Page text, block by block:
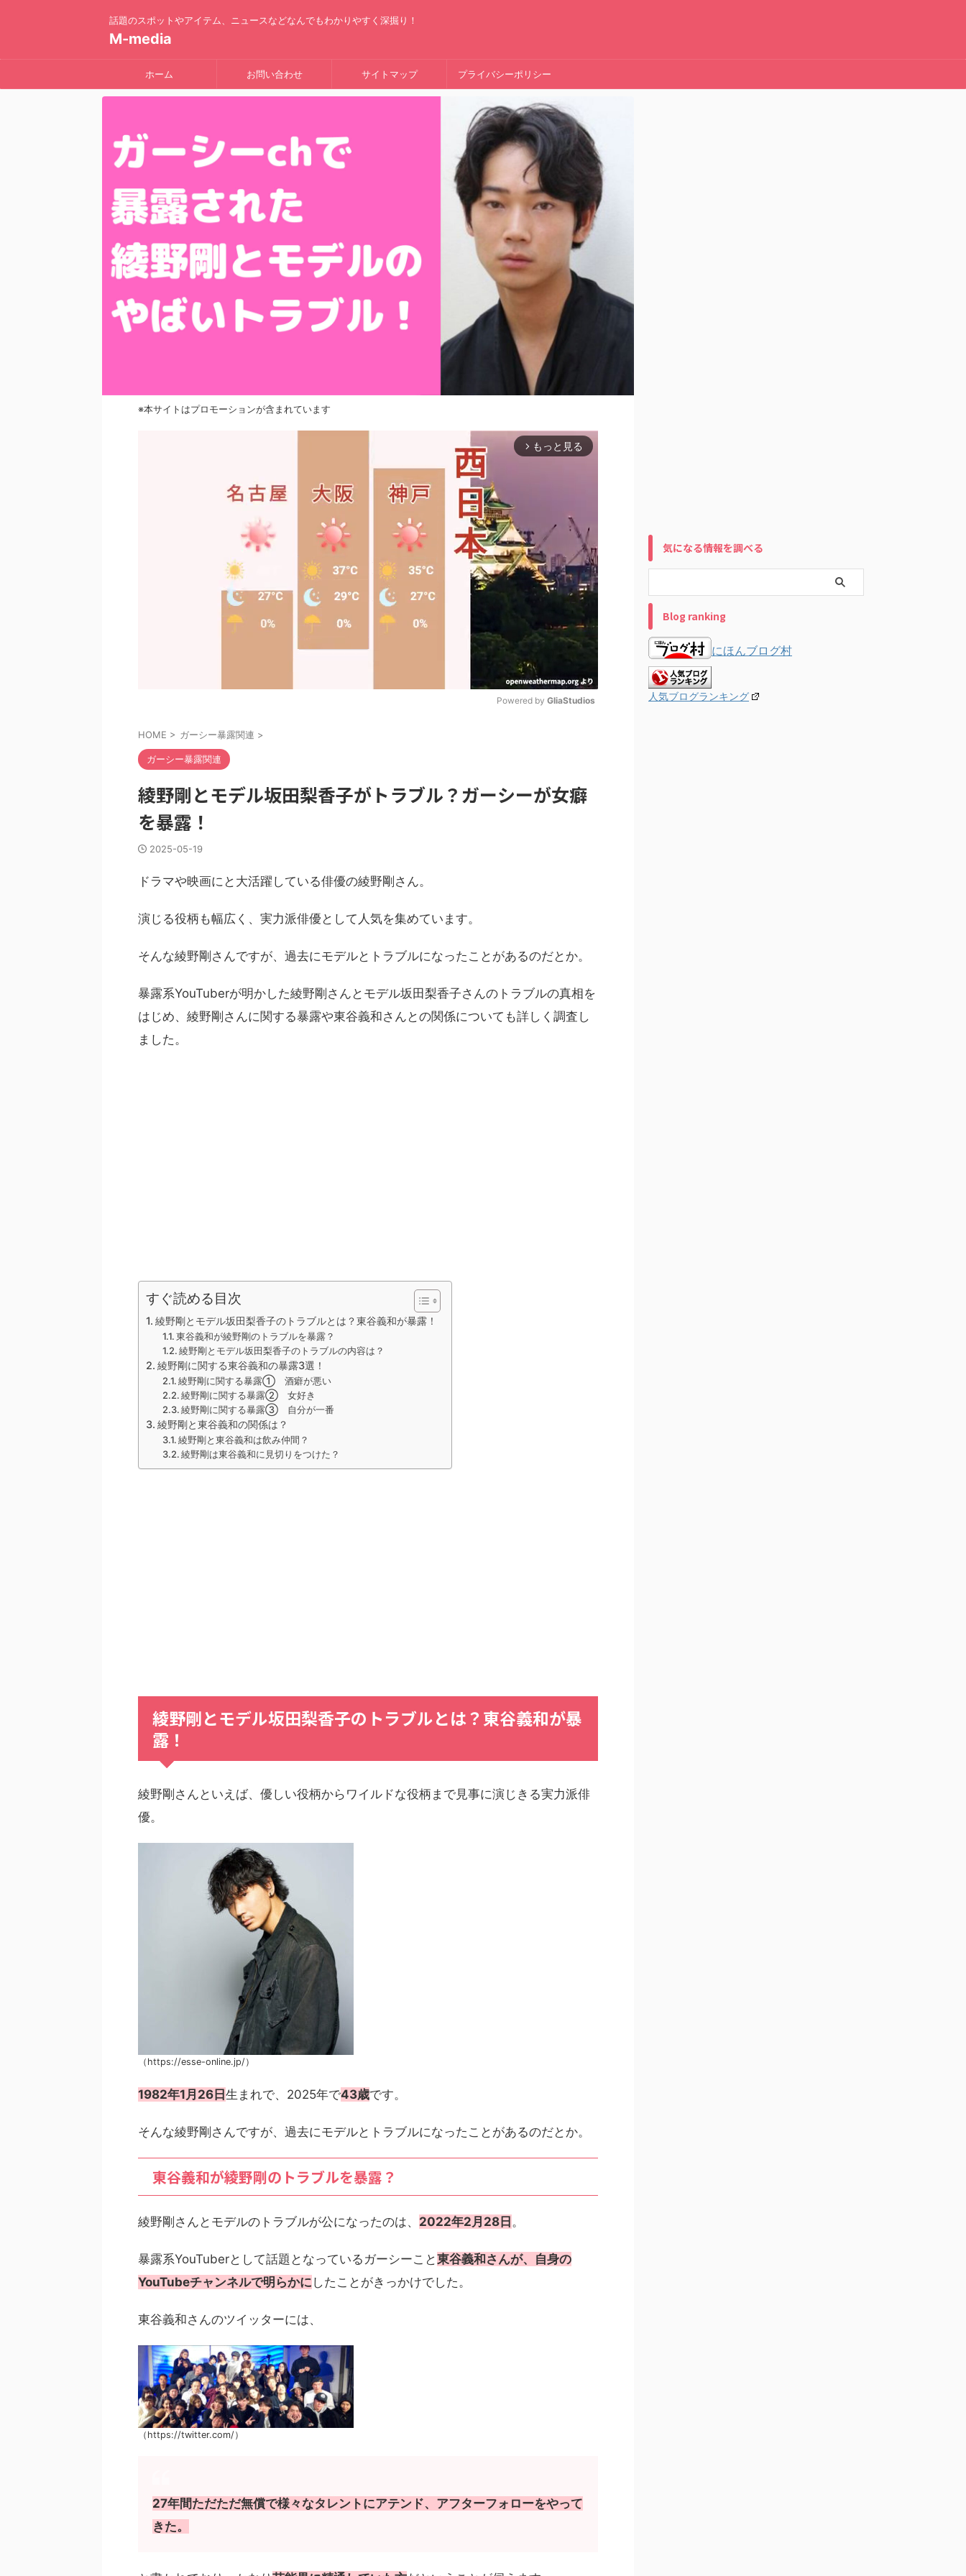
話題のスポットやアイテム、ニュースなどなんでもわかりやすく深掘り！
M-media
ホーム お問い合わせ サイトマップ プライバシーポリシー
※本サイトはプロモーションが含まれています
arrow_forward_ios もっと見る
e
Powered by GliaStudios
HOME > ガーシー暴露関連 >
ガーシー暴露関連
綾野剛とモデル坂田梨香子がトラブル？ガーシーが女癖
を暴露！
2025-05-19
ドラマや映画にと大活躍している俳優の綾野剛さん。
演じる役柄も幅広く、実力派俳優として人気を集めています。
そんな綾野剛さんですが、過去にモデルとトラブルになったことがあるのだとか。
暴露系YouTuberが明かした綾野剛さんとモデル坂田梨香子さんのトラブルの真相を
はじめ、綾野剛さんに関する暴露や東谷義和さんとの関係についても詳しく調査し
ました。
すぐ読める目次
綾野剛とモデル坂田梨香子のトラブルとは？東谷義和が暴露！
東谷義和が綾野剛のトラブルを暴露？
綾野剛とモデル坂田梨香子のトラブルの内容は？
綾野剛に関する東谷義和の暴露3選！
綾野剛に関する暴露① 酒癖が悪い
綾野剛に関する暴露② 女好き
綾野剛に関する暴露③ 自分が一番
綾野剛と東谷義和の関係は？
綾野剛と東谷義和は飲み仲間？
綾野剛は東谷義和に見切りをつけた？
綾野剛とモデル坂田梨香子のトラブルとは？東谷義和が暴
露！
綾野剛さんといえば、優しい役柄からワイルドな役柄まで見事に演じきる実力派俳
優。
（https://esse-online.jp/）
1982年1月26日 生まれで、2025年で43歳です。
そんな綾野剛さんですが、過去にモデルとトラブルになったことがあるのだとか。
東谷義和が綾野剛のトラブルを暴露？
綾野剛さんとモデルのトラブルが公になったのは、 2022年2月28日 。
暴露系YouTuberとして話題となっているガーシーこと東谷義和さんが、自身の
YouTubeチャンネルで明らかに したことがきっかけでした。
東谷義和さんのツイッターには、
（https://twitter.com/）
27年間ただただ無償で様々なタレントにアテンド、アフターフォローをやって
きた。
気になる情報を調べる
Blog ranking
にほんブログ村
人気ブログランキング